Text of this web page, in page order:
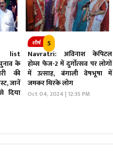
list
के
की
जानें
दिया
शीर्ष 5
Navratri: अविनाश केपिटल
होम्स फेज-2 में दुर्गोत्सव पर लोगों
में उत्साह, बंगाली वेषभूषा में
जमकर थिरके लोग
Oct 04, 2024 | 12:35 PM